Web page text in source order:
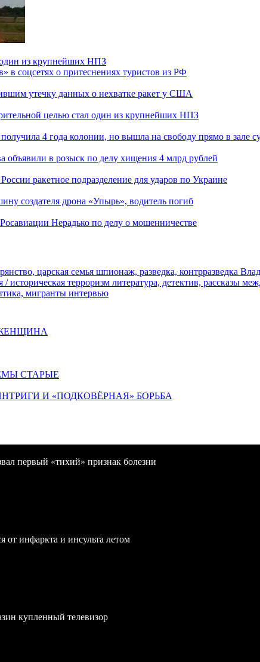
один из крупнейших НПЗ
в соцсетях о притеснениях туристов из РФ
утечку данных о нехватке ракет у США
целью стал один из крупнейших НПЗ
4 года колонии, но вышла на свободу прямо в зале
объявили в розыск по делу хищения 4 млрд рублей
ракетное подразделение для ударов по Украине
создателя дрона «Упырь», водитель погиб
Нерадько по делу о мошенничестве
царская семья шпионаж, разведка, контрразведка
/ историческая терроризм литература, детектив, рассказы
мигранты интервью
СТАРЫЕ
И «ПОДКОВЁРНАЯ» БОРЬБА
первый «тихий» признак болезни
от инфаркта и инсульта летом
купленный телевизор